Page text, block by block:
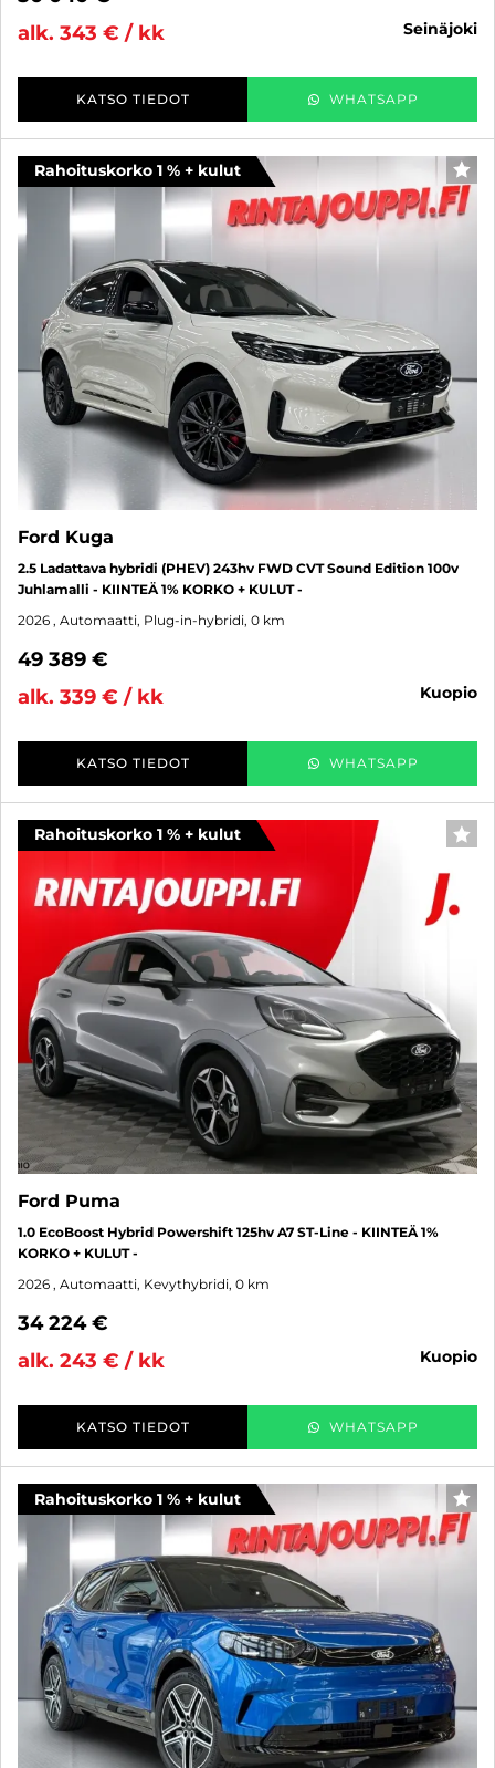
alk. 343 € / kk
seinäjoki
KATSO TIEDOT WHATSAPP
Rahoituskorko 1 % + kulut
Ford Kuga
2.5 Ladattava hybridi (PHEV) 243hv FWD CVT Sound Edition 100v
Juhlamalli - KIINTEÄ 1% KORKO + KULUT -
2026 , Automaatti, Plug-in-hybridi, 0 km
49 389 €
alk. 339 € / kk
kuopio
KATSO TIEDOT WHATSAPP
Rahoituskorko 1 % + kulut
Ford Puma
1.0 EcoBoost Hybrid Powershift 125hv A7 ST-Line - KIINTEÄ 1%
KORKO + KULUT -
2026 , Automaatti, Kevythybridi, 0 km
34 224 €
alk. 243 € / kk
kuopio
KATSO TIEDOT WHATSAPP
Rahoituskorko 1 % + kulut